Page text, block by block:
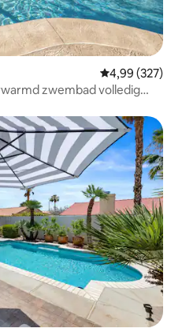
Gemiddelde
4,99 (327)
zwembad volledig